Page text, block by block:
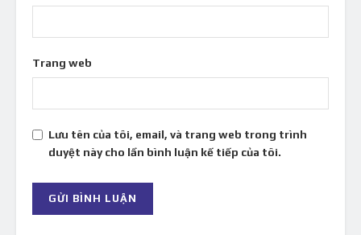
Trang web
Lưu tên của tôi, email, và trang web trong trình
duyệt này cho lần bình luận kế tiếp của tôi.